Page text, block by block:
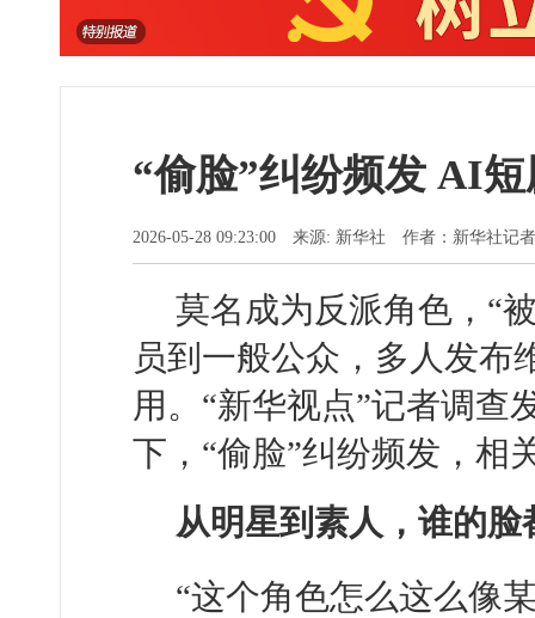
“偷脸”纠纷频发 AI
2026-05-28 09:23:00 来源: 新华社 作者：新华社记者
莫名成为反派角色，“
员到一般公众，多人发布
用。“新华视点”记者调查
下，“偷脸”纠纷频发，相
从明星到素人，谁的脸
“这个角色怎么这么像